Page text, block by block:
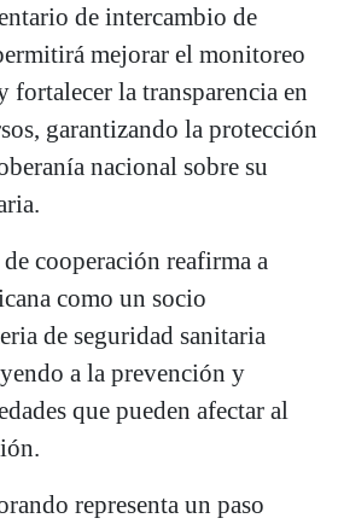
de intercambio de
mejorar el monitoreo
fortalecer la transparencia en
garantizando la protección
nacional sobre su
cooperación reafirma a
como un socio
de seguridad sanitaria
a la prevención y
que pueden afectar al
representa un paso